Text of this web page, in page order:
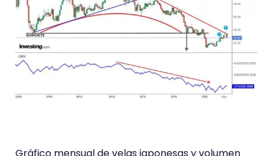
Gráfico mensual de velas japonesas y volumen